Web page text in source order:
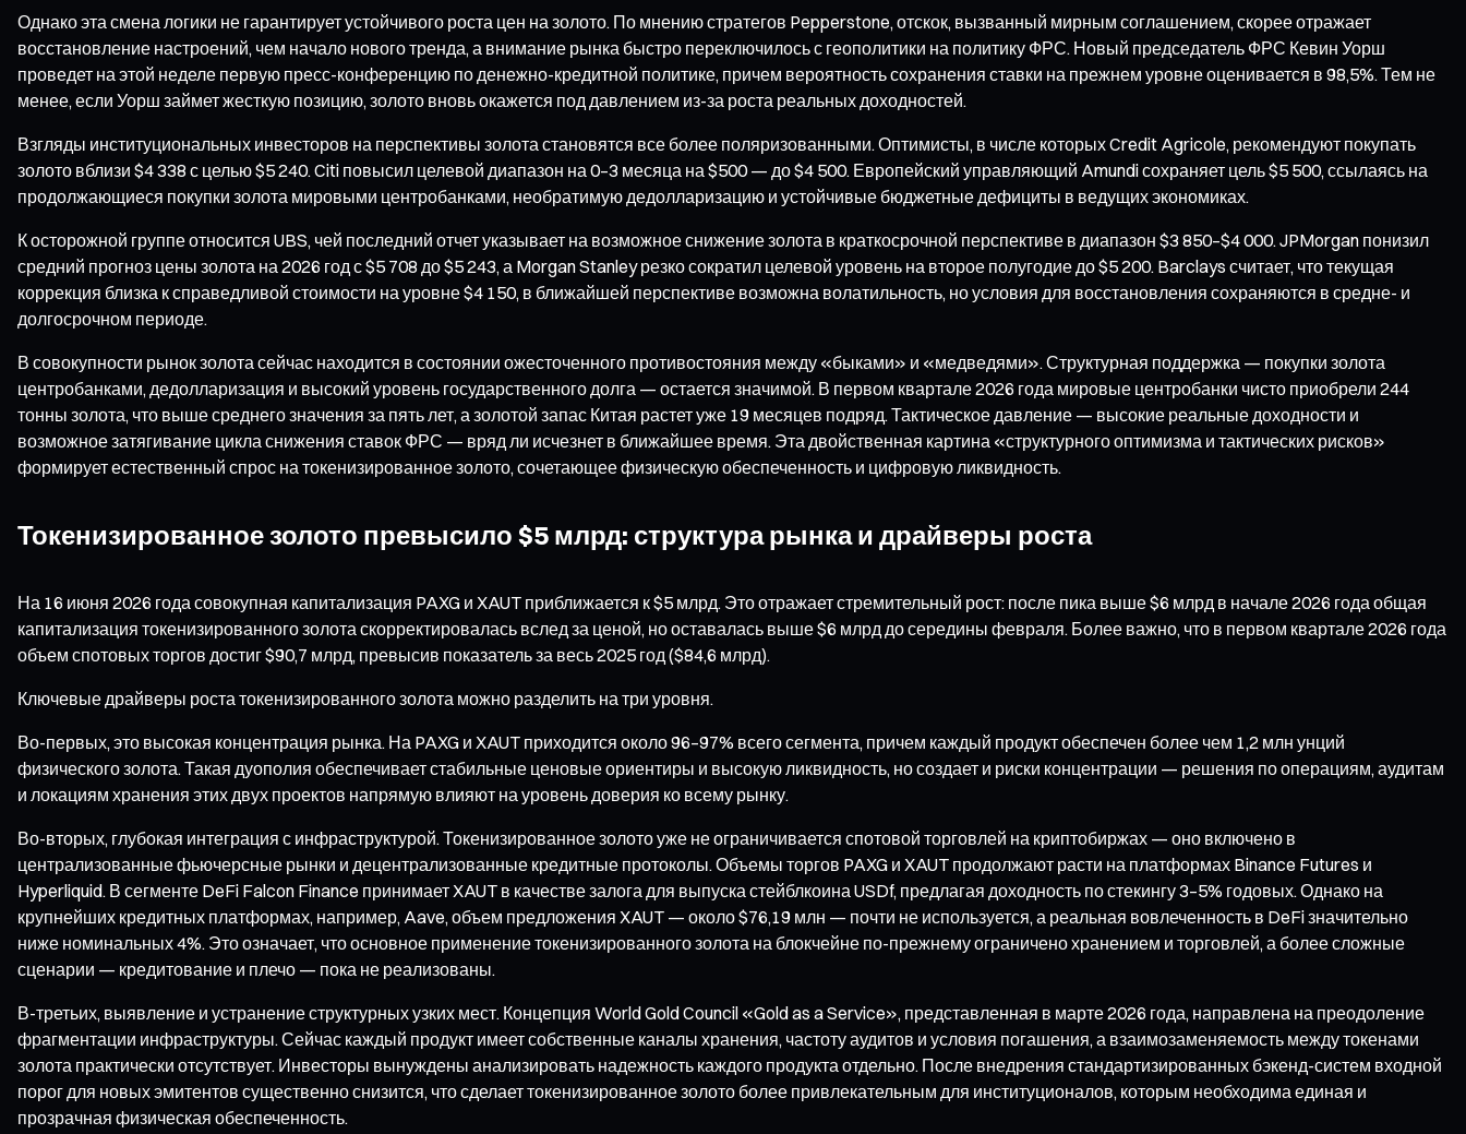
Однако эта смена логики не гарантирует устойчивого роста цен на золото. По мнению стратегов Pepperstone, отскок, вызванный мирным соглашением, скорее отражает
восстановление настроений, чем начало нового тренда, а внимание рынка быстро переключилось с геополитики на политику ФРС. Новый председатель ФРС Кевин Уорш
проведет на этой неделе первую пресс-конференцию по денежно-кредитной политике, причем вероятность сохранения ставки на прежнем уровне оценивается в 98,5%. Тем не
менее, если Уорш займет жесткую позицию, золото вновь окажется под давлением из-за роста реальных доходностей.
Взгляды институциональных инвесторов на перспективы золота становятся все более поляризованными. Оптимисты, в числе которых Credit Agricole, рекомендуют покупать
золото вблизи $4 338 с целью $5 240. Citi повысил целевой диапазон на 0–3 месяца на $500 — до $4 500. Европейский управляющий Amundi сохраняет цель $5 500, ссылаясь на
продолжающиеся покупки золота мировыми центробанками, необратимую дедолларизацию и устойчивые бюджетные дефициты в ведущих экономиках.
К осторожной группе относится UBS, чей последний отчет указывает на возможное снижение золота в краткосрочной перспективе в диапазон $3 850–$4 000. JPMorgan понизил
средний прогноз цены золота на 2026 год с $5 708 до $5 243, а Morgan Stanley резко сократил целевой уровень на второе полугодие до $5 200. Barclays считает, что текущая
коррекция близка к справедливой стоимости на уровне $4 150, в ближайшей перспективе возможна волатильность, но условия для восстановления сохраняются в средне- и
долгосрочном периоде.
В совокупности рынок золота сейчас находится в состоянии ожесточенного противостояния между «быками» и «медведями». Структурная поддержка — покупки золота
центробанками, дедолларизация и высокий уровень государственного долга — остается значимой. В первом квартале 2026 года мировые центробанки чисто приобрели 244
тонны золота, что выше среднего значения за пять лет, а золотой запас Китая растет уже 19 месяцев подряд. Тактическое давление — высокие реальные доходности и
возможное затягивание цикла снижения ставок ФРС — вряд ли исчезнет в ближайшее время. Эта двойственная картина «структурного оптимизма и тактических рисков»
формирует естественный спрос на токенизированное золото, сочетающее физическую обеспеченность и цифровую ликвидность.
Токенизированное золото превысило $5 млрд: структура рынка и драйверы роста
На 16 июня 2026 года совокупная капитализация PAXG и XAUT приближается к $5 млрд. Это отражает стремительный рост: после пика выше $6 млрд в начале 2026 года общая
капитализация токенизированного золота скорректировалась вслед за ценой, но оставалась выше $6 млрд до середины февраля. Более важно, что в первом квартале 2026 года
объем спотовых торгов достиг $90,7 млрд, превысив показатель за весь 2025 год ($84,6 млрд).
Ключевые драйверы роста токенизированного золота можно разделить на три уровня.
Во-первых, это высокая концентрация рынка. На PAXG и XAUT приходится около 96–97% всего сегмента, причем каждый продукт обеспечен более чем 1,2 млн унций
физического золота. Такая дуополия обеспечивает стабильные ценовые ориентиры и высокую ликвидность, но создает и риски концентрации — решения по операциям, аудитам
и локациям хранения этих двух проектов напрямую влияют на уровень доверия ко всему рынку.
Во-вторых, глубокая интеграция с инфраструктурой. Токенизированное золото уже не ограничивается спотовой торговлей на криптобиржах — оно включено в
централизованные фьючерсные рынки и децентрализованные кредитные протоколы. Объемы торгов PAXG и XAUT продолжают расти на платформах Binance Futures и
Hyperliquid. В сегменте DeFi Falcon Finance принимает XAUT в качестве залога для выпуска стейблкоина USDf, предлагая доходность по стекингу 3–5% годовых. Однако на
крупнейших кредитных платформах, например, Aave, объем предложения XAUT — около $76,19 млн — почти не используется, а реальная вовлеченность в DeFi значительно
ниже номинальных 4%. Это означает, что основное применение токенизированного золота на блокчейне по-прежнему ограничено хранением и торговлей, а более сложные
сценарии — кредитование и плечо — пока не реализованы.
В-третьих, выявление и устранение структурных узких мест. Концепция World Gold Council «Gold as a Service», представленная в марте 2026 года, направлена на преодоление
фрагментации инфраструктуры. Сейчас каждый продукт имеет собственные каналы хранения, частоту аудитов и условия погашения, а взаимозаменяемость между токенами
золота практически отсутствует. Инвесторы вынуждены анализировать надежность каждого продукта отдельно. После внедрения стандартизированных бэкенд-систем входной
порог для новых эмитентов существенно снизится, что сделает токенизированное золото более привлекательным для институционалов, которым необходима единая и
прозрачная физическая обеспеченность.